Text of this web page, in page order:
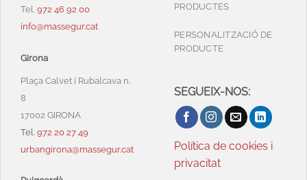
Tel. 972 46 92 00
info@massegur.cat
Girona
Plaça Calvet i Rubalcava n.
8
17002 GIRONA
Tel. 972 20 27 49
urbangirona@massegur.cat
PRODUCTES
PERSONALITZACIÓ DE
PRODUCTE
SEGUEIX-NOS:
Política de cookies i
privacitat